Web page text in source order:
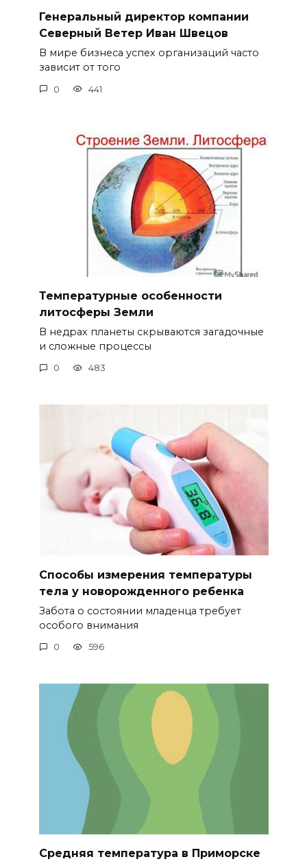
Генеральный директор компании
Северный Ветер Иван Швецов
В мире бизнеса успех организаций часто
зависит от того
0 441
Температурные особенности
литосферы Земли
В недрах планеты скрываются загадочные
и сложные процессы
0 483
Способы измерения температуры
тела у новорожденного ребенка
Забота о состоянии младенца требует
особого внимания
0 596
Средняя температура в Приморске